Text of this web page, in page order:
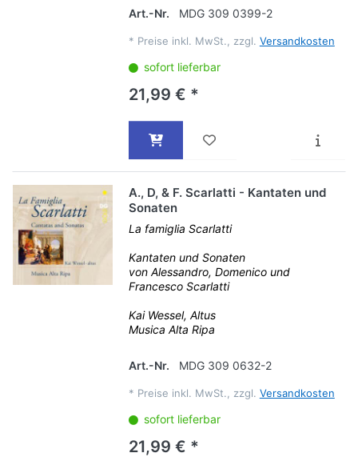
Art.-Nr.
MDG 309 0399-2
* Preise inkl. MwSt., zzgl. Versandkosten
sofort lieferbar
21,99 € *
A., D, & F. Scarlatti - Kantaten und
Sonaten
La famiglia Scarlatti
Kantaten und Sonaten
von Alessandro, Domenico und
Francesco Scarlatti
Kai Wessel, Altus
Musica Alta Ripa
Art.-Nr. MDG 309 0632-2
* Preise inkl. MwSt., zzgl. Versandkosten
sofort lieferbar
21,99 € *